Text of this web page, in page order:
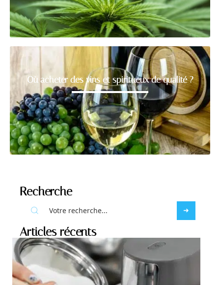
Où acheter des vins et spiritueux de qualité ?
Recherche
Articles récents